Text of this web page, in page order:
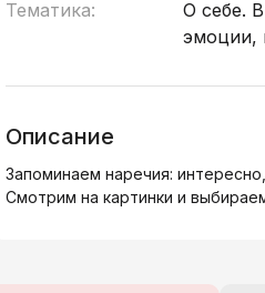
Тематика:
О себе.
эмоции,
Описание
Запоминаем наречия:
Смотрим на картинки и